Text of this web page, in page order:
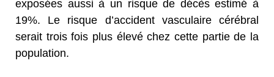
exposées aussi à un risque de décès estimé à
19%. Le risque d’accident vasculaire cérébral
serait trois fois plus élevé chez cette partie de la
population.